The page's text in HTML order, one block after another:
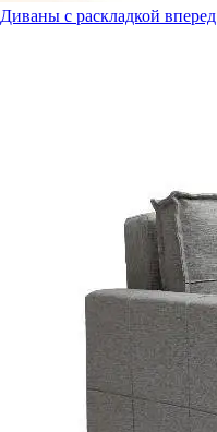
Диваны с раскладкой вперед